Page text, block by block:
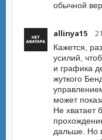
обычной
allinya15
Кажется,
усилий,
и графика
жуткого
может
Не хватает
дальше. Но